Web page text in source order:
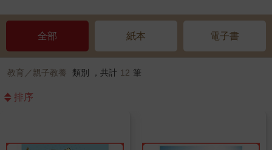
全部 紙本 電子書
教育／親子教養 類別 ，共計 12 筆
排序